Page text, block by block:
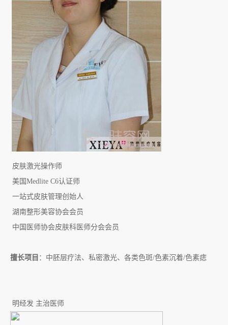
皮肤激光操作师
美国 Medlite C6认证师
一站式皮肤管理创始人
湖南整形美容协会会员
中国医师协会皮肤科医师分会会员
擅长项目 ：中胚层疗法、私密激光、各类色斑/色素沉着/色素痣
明经发 主治医师